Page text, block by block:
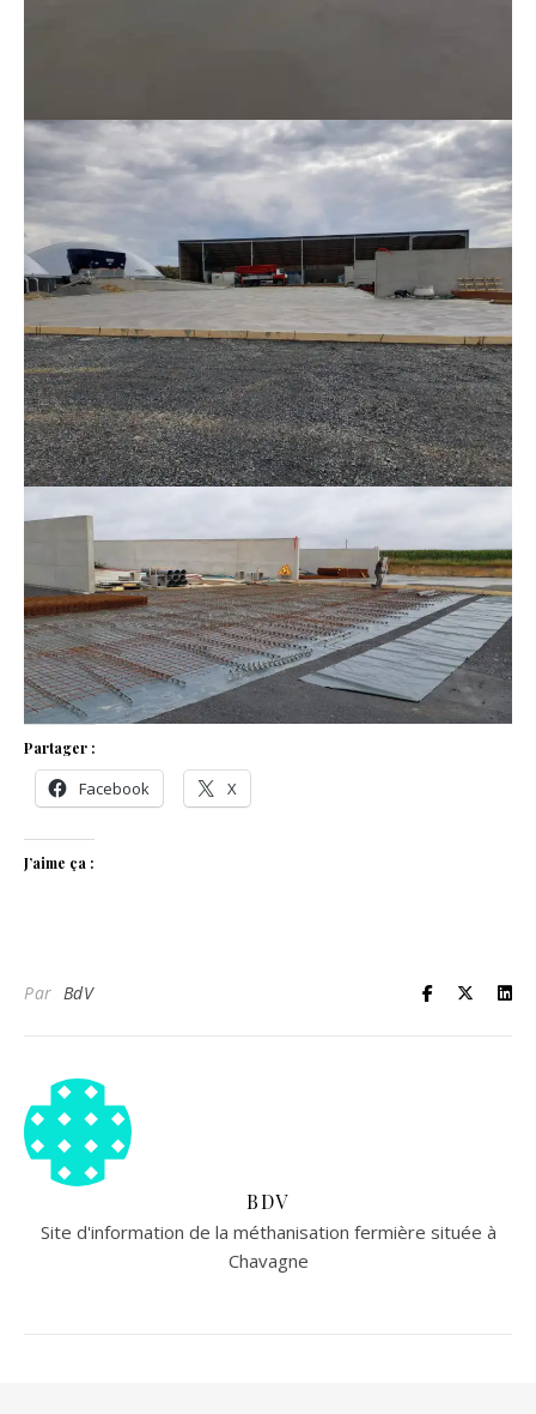
Partager :
Facebook X
J’aime ça :
Par BdV
BDV
Site d'information de la méthanisation fermière située à
Chavagne